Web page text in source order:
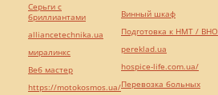
Серьги с
бриллиантами
alliancetechnika.ua
миралинкс
Веб мастер
https://motokosmos.ua/
Винный шкаф
Подготовка к НМТ / ВНО
pereklad.ua
hospice-life.com.ua/
Перевозка больных